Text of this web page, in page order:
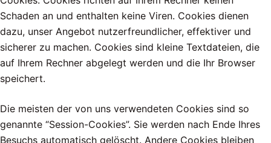
Schaden an und enthalten keine Viren. Cookies dienen
dazu, unser Angebot nutzerfreundlicher, effektiver und
sicherer zu machen. Cookies sind kleine Textdateien, die
auf Ihrem Rechner abgelegt werden und die Ihr Browser
speichert.
Die meisten der von uns verwendeten Cookies sind so
genannte “Session-Cookies”. Sie werden nach Ende Ihres
Besuchs automatisch gelöscht. Andere Cookies bleiben